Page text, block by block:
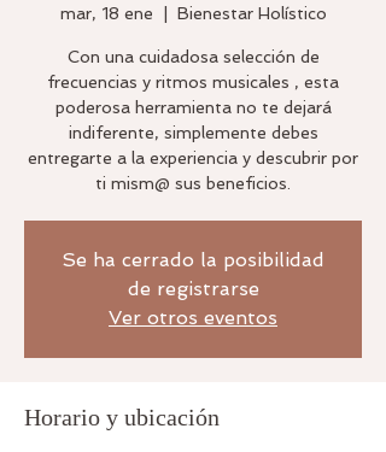
mar, 18 ene Bienestar Holístico
Con una cuidadosa selección de
frecuencias y ritmos musicales , esta
poderosa herramienta no te dejará
indiferente, simplemente debes
entregarte a la experiencia y descubrir por
ti mism@ sus beneficios.
Se ha cerrado la posibilidad
de registrarse
Ver otros eventos
Horario y ubicación